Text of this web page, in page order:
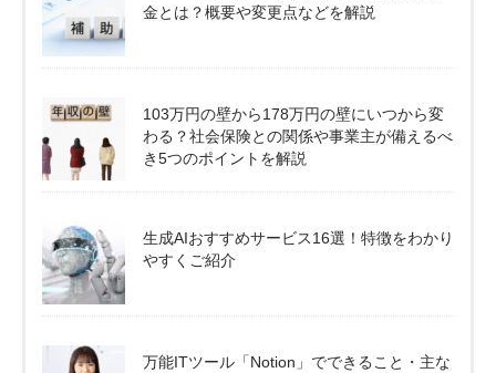
金とは？概要や変更点などを解説
103万円の壁から178万円の壁にいつから変
わる？社会保険との関係や事業主が備えるべ
き5つのポイントを解説
生成AIおすすめサービス16選！特徴をわかり
やすくご紹介
万能ITツール「Notion」でできること・主な